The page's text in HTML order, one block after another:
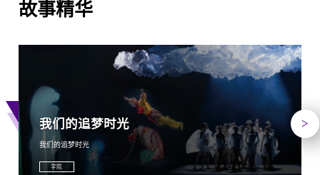
故事精华
下
我们的追梦时光
我们的追梦时光
学院